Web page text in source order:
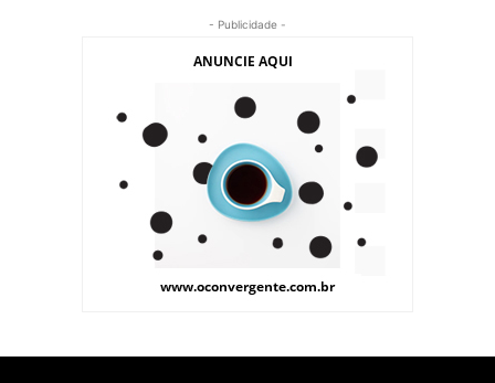
- Publicidade -